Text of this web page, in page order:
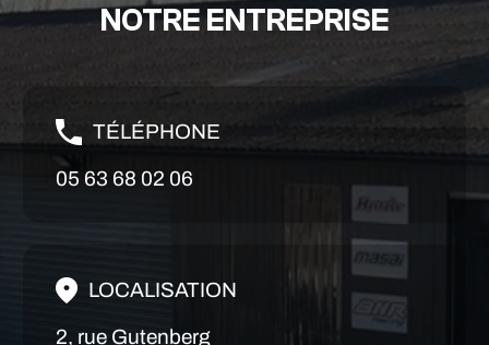
NOTRE ENTREPRISE
TÉLÉPHONE
05 63 68 02 06
LOCALISATION
2, rue Gutenberg